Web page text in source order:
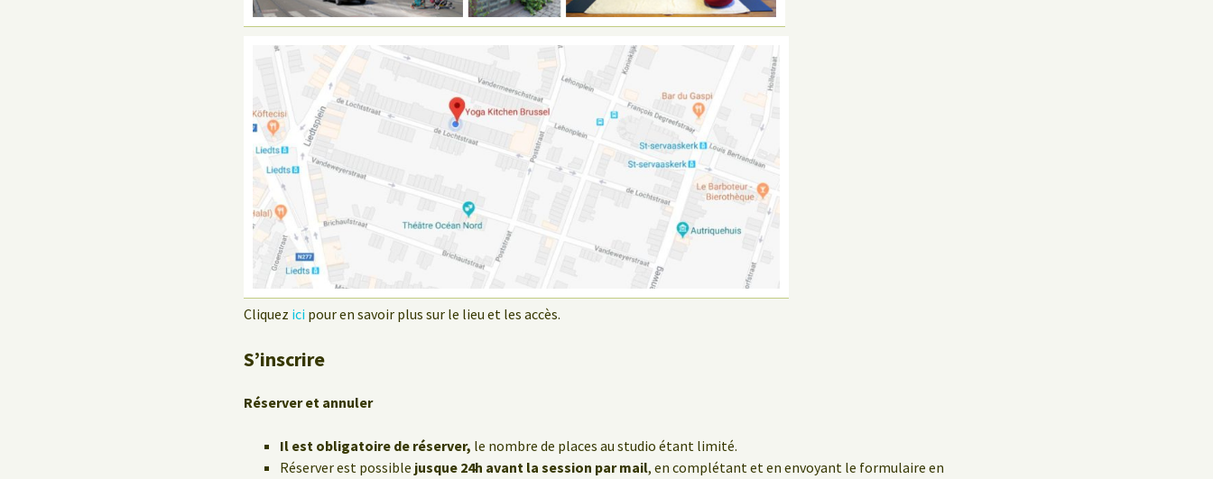
Cliquez ici pour en savoir plus sur le lieu et les accès.
S’inscrire
Réserver et annuler
Il est obligatoire de réserver, le nombre de places au studio étant limité.
Réserver est possible jusque 24h avant la session par mail, en complétant et en envoyant le formulaire en